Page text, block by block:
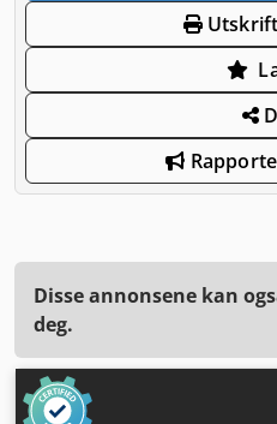
Disse annonsene kan
deg.